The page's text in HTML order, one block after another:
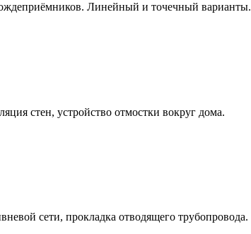
Линейный и точечный варианты.
стен, устройство отмостки вокруг дома.
сети, прокладка отводящего трубопровода.